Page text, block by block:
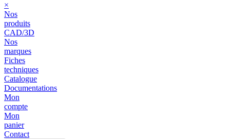
×
Nos
produits
CAD/3D
Nos
marques
Fiches
techniques
Catalogue
Documentations
Mon
compte
Mon
panier
Contact